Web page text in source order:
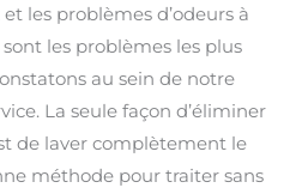
les problèmes d’odeurs à
les problèmes les plus
au sein de notre
La seule façon d’éliminer
de laver complètement le
méthode pour traiter sans